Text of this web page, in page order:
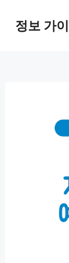
정보 가